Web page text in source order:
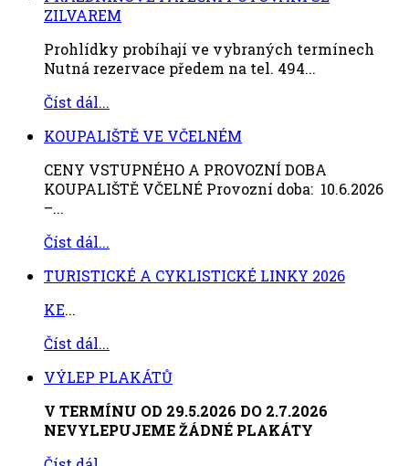
ZILVAREM
Prohlídky probíhají ve vybraných termínech
Nutná rezervace předem na tel. 494...
Číst dál...
KOUPALIŠTĚ VE VČELNÉM
CENY VSTUPNÉHO A PROVOZNÍ DOBA
KOUPALIŠTĚ VČELNÉ Provozní doba: 10.6.2026
–...
Číst dál...
TURISTICKÉ A CYKLISTICKÉ LINKY 2026
KE...
Číst dál...
VÝLEP PLAKÁTŮ
V TERMÍNU OD 29.5.2026 DO 2.7.2026
NEVYLEPUJEME ŽÁDNÉ PLAKÁTY